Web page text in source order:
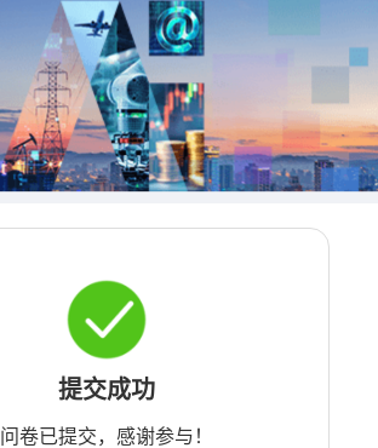
提交成功
问卷已提交，感谢参与！